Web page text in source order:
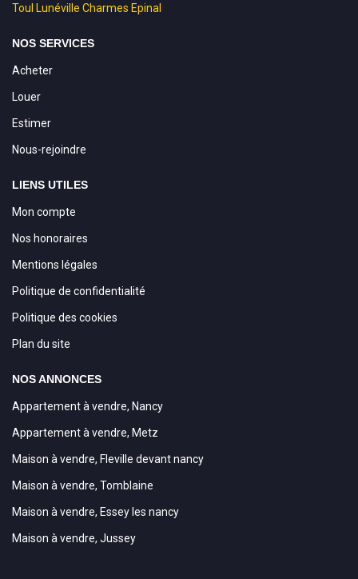
Toul Lunéville Charmes Epinal
NOS SERVICES
Acheter
Louer
Estimer
Nous-rejoindre
LIENS UTILES
Mon compte
Nos honoraires
Mentions légales
Politique de confidentialité
Politique des cookies
Plan du site
NOS ANNONCES
Appartement à vendre, Nancy
Appartement à vendre, Metz
Maison à vendre, Fleville devant nancy
Maison à vendre, Tomblaine
Maison à vendre, Essey les nancy
Maison à vendre, Jussey